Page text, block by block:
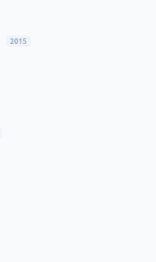
2015